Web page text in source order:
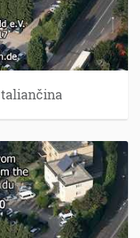
taliančina